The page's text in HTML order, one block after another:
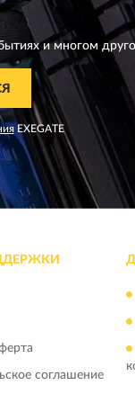
и многом
EXEGATE
соглашение